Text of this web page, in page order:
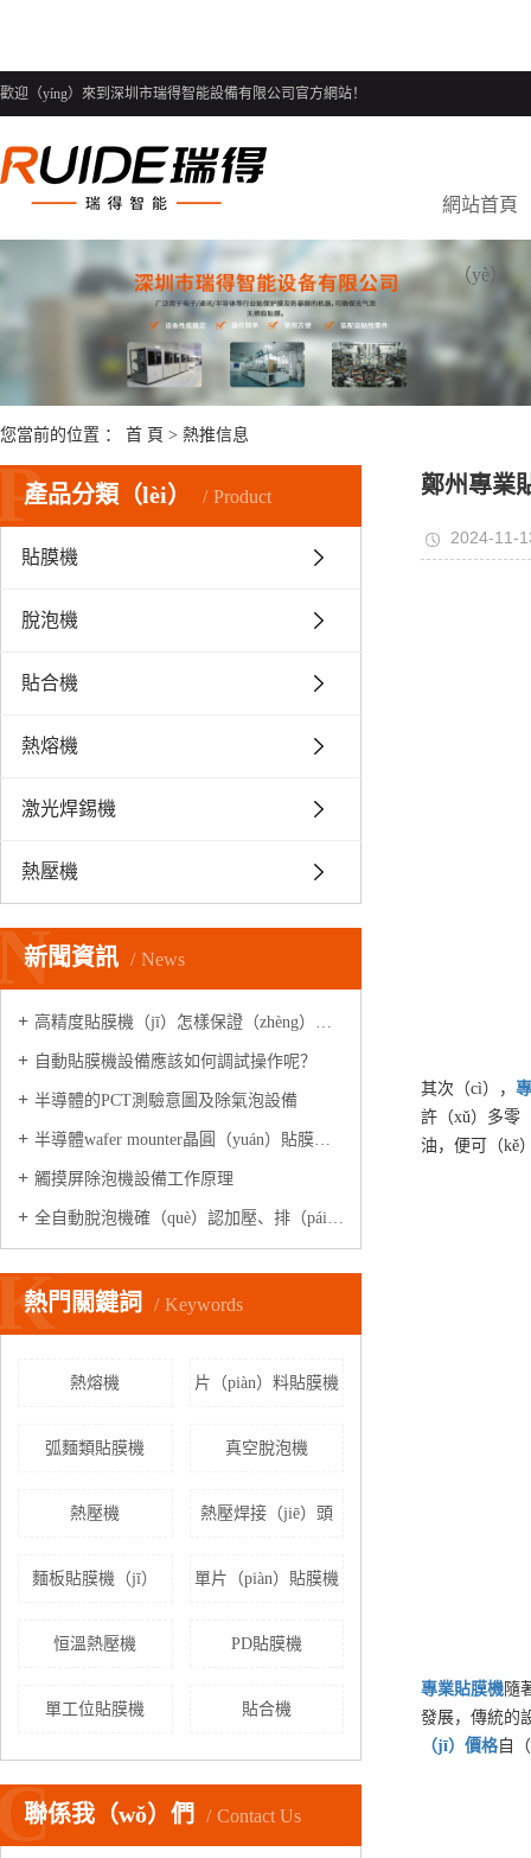
歡迎（yíng）來到深圳市瑞得智能設備有限公司官方網站！
網站首頁
（yè）
您當前的位置 ： 首 頁 > 熱推信息
產品分類（lèi） Product
貼膜機
脫泡機
貼合機
熱熔機
激光焊錫機
熱壓機
新聞資訊 News
高精度貼膜機（jī）怎樣保證（zhèng）每個工位高速精準出膜的
自動貼膜機設備應該如何調試操作呢？
半導體的PCT測驗意圖及除氣泡設備
半導體wafer mounter晶圓（yuán）貼膜機是做什麽的?
觸摸屏除泡機設備工作原理
全自動脫泡機確（què）認加壓、排（pái）氣電磁閥（fá）是否正常工作?
熱門關鍵詞 Keywords
熱熔機 片（piàn）料貼膜機
弧麵類貼膜機 真空脫泡機
熱壓機 熱壓焊接（jiē）頭
麵板貼膜機（jī） 單片（piàn）貼膜機
恒溫熱壓機 PD貼膜機
單工位貼膜機 貼合機
聯係我（wǒ）們 Contact Us
鄭州專業
2024-11-
其次（cì），
許（xǔ）多零
油，便可（kě
專業貼膜機隨
發展，傳統的
（jī） 價格自